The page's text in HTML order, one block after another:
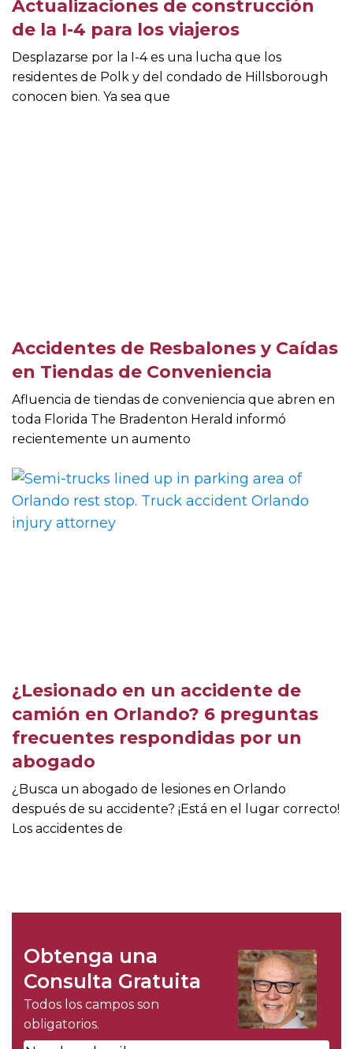
Actualizaciones de construcción
de la I-4 para los viajeros
Desplazarse por la I-4 es una lucha que los
residentes de Polk y del condado de Hillsborough
conocen bien. Ya sea que
Accidentes de Resbalones y Caídas
en Tiendas de Conveniencia
Afluencia de tiendas de conveniencia que abren en
toda Florida The Bradenton Herald informó
recientemente un aumento
¿Lesionado en un accidente de
camión en Orlando? 6 preguntas
frecuentes respondidas por un
abogado
¿Busca un abogado de lesiones en Orlando
después de su accidente? ¡Está en el lugar correcto!
Los accidentes de
Obtenga una
Consulta Gratuita
Todos los campos son
obligatorios.